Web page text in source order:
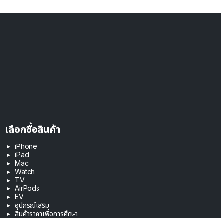
เลือกซื้อสินค้า
iPhone
iPad
Mac
Watch
TV
AirPods
EV
อุปกรณ์เสริม
สินค้าราคาเพื่อการศึกษา